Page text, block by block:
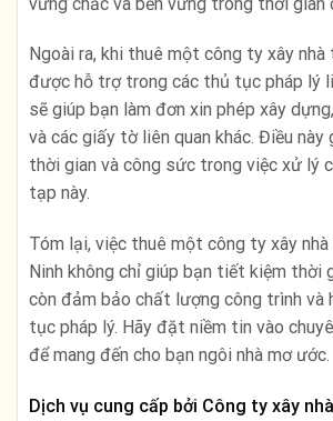
Ngoài ra, khi thuê một công ty xây
được hỗ trợ trong các thủ tục pháp lý
sẽ giúp bạn làm đơn xin phép xây
và các giấy tờ liên quan khác. Điều
thời gian và công sức trong việc xử lý
tạp này.
Tóm lại, việc thuê một công ty xây
Ninh không chỉ giúp bạn tiết kiệm thời
còn đảm bảo chất lượng công trình và
tục pháp lý. Hãy đặt niềm tin vào
để mang đến cho bạn ngôi nhà mơ ước.
Dịch vụ cung cấp bởi Công ty xây